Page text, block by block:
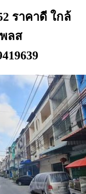
ราคาดี ใกล้
ลส